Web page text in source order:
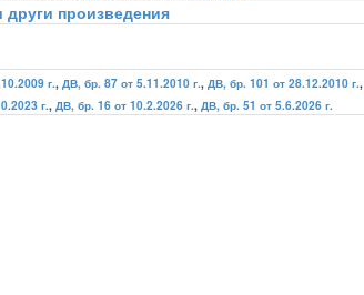
други произведения
г., ДВ, бр. 87 от 5.11.2010 г., ДВ, бр. 101 от 28.12.2010 г.,
г., ДВ, бр. 16 от 10.2.2026 г., ДВ, бр. 51 от 5.6.2026 г.